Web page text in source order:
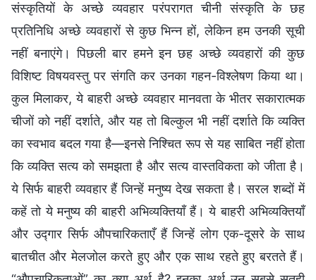
संस्कृतियों के अच्छे व्यवहार परंपरागत चीनी संस्कृति के छह
प्रतिनिधि अच्छे व्यवहारों से कुछ भिन्न हों, लेकिन हम उनकी सूची
नहीं बनाएंगे। पिछली बार हमने इन छह अच्छे व्यवहारों की कुछ
विशिष्ट विषयवस्तु पर संगति कर उनका गहन-विश्लेषण किया था।
कुल मिलाकर, ये बाहरी अच्छे व्यवहार मानवता के भीतर सकारात्मक
चीजों को नहीं दर्शाते, और यह तो बिल्कुल भी नहीं दर्शाते कि व्यक्ति
का स्वभाव बदल गया है—इनसे निश्चित रूप से यह साबित नहीं होता
कि व्यक्ति सत्य को समझता है और सत्य वास्तविकता को जीता है।
ये सिर्फ बाहरी व्यवहार हैं जिन्हें मनुष्य देख सकता है। सरल शब्दों में
कहें तो ये मनुष्य की बाहरी अभिव्यक्तियाँ हैं। ये बाहरी अभिव्यक्तियाँ
और उद्गार सिर्फ औपचारिकताएँ हैं जिन्हें लोग एक-दूसरे के साथ
बातचीत और मेलजोल करते हुए और एक साथ रहते हुए बरतते हैं।